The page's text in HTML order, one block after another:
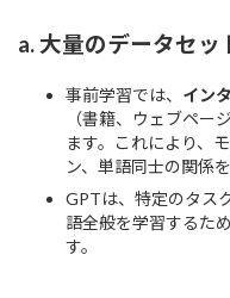
a. 大量のデータセッ
事前学習では、 イン
（書籍、ウェブペー
ます。これにより、
ン、単語同士の関係
GPTは、特定のタス
語全般を学習するた
す。